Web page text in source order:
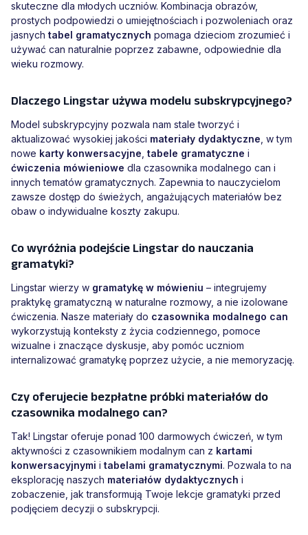
skuteczne dla młodych uczniów. Kombinacja obrazów,
prostych podpowiedzi o umiejętnościach i pozwoleniach oraz
jasnych tabel gramatycznych pomaga dzieciom zrozumieć i
używać can naturalnie poprzez zabawne, odpowiednie dla
wieku rozmowy.
Dlaczego Lingstar używa modelu subskrypcyjnego?
Model subskrypcyjny pozwala nam stale tworzyć i
aktualizować wysokiej jakości materiały dydaktyczne, w tym
nowe karty konwersacyjne, tabele gramatyczne i
ćwiczenia mówieniowe dla czasownika modalnego can i
innych tematów gramatycznych. Zapewnia to nauczycielom
zawsze dostęp do świeżych, angażujących materiałów bez
obaw o indywidualne koszty zakupu.
Co wyróżnia podejście Lingstar do nauczania
gramatyki?
Lingstar wierzy w gramatykę w mówieniu – integrujemy
praktykę gramatyczną w naturalne rozmowy, a nie izolowane
ćwiczenia. Nasze materiały do czasownika modalnego can
wykorzystują konteksty z życia codziennego, pomoce
wizualne i znaczące dyskusje, aby pomóc uczniom
internalizować gramatykę poprzez użycie, a nie memoryzację.
Czy oferujecie bezpłatne próbki materiałów do
czasownika modalnego can?
Tak! Lingstar oferuje ponad 100 darmowych ćwiczeń, w tym
aktywności z czasownikiem modalnym can z kartami
konwersacyjnymi i tabelami gramatycznymi. Pozwala to na
eksplorację naszych materiałów dydaktycznych i
zobaczenie, jak transformują Twoje lekcje gramatyki przed
podjęciem decyzji o subskrypcji.